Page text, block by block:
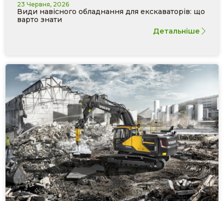
23 Червня, 2026
Види навісного обладнання для екскаваторів: що
варто знати
Детальніше